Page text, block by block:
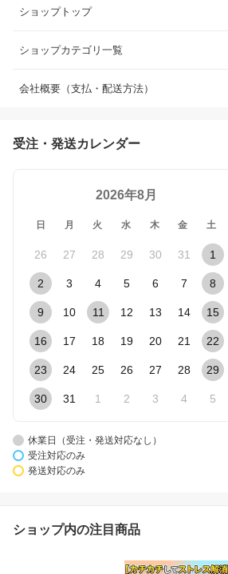
ショップトップ
ショップカテゴリ一覧
会社概要（支払・配送方法）
受注・発送カレンダー
2026年8月
日 月 火 水 木 金 土
26 27 28 29 30 31 1
2 3 4 5 6 7 8
9 10 11 12 13 14 15
16 17 18 19 20 21 22
23 24 25 26 27 28 29
30 31 1 2 3 4 5
休業日（受注・発送対応なし）
受注対応のみ
発送対応のみ
ショップ内の注目商品